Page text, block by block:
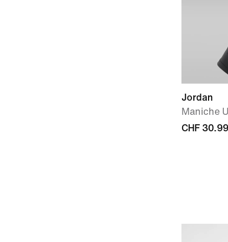
Jordan
Maniche
CHF 30.99